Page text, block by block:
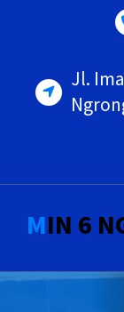
Jl.
MIN 6